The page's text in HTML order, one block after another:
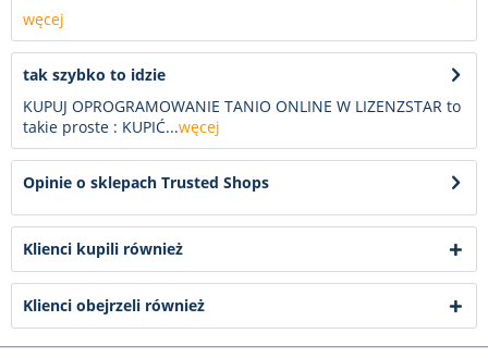
węcej
tak szybko to idzie
KUPUJ OPROGRAMOWANIE TANIO ONLINE W LIZENZSTAR to
takie proste : KUPIĆ...węcej
Opinie o sklepach Trusted Shops
Klienci kupili również
Klienci obejrzeli również